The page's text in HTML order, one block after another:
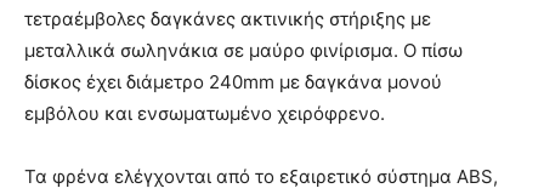
τετραέμβολες δαγκάνες ακτινικής στήριξης με
μεταλλικά σωληνάκια σε μαύρο φινίρισμα. Ο πίσω
δίσκος έχει διάμετρο 240mm με δαγκάνα μονού
εμβόλου και ενσωματωμένο χειρόφρενο.
Τα φρένα ελέγχονται από το εξαιρετικό σύστημα ABS,